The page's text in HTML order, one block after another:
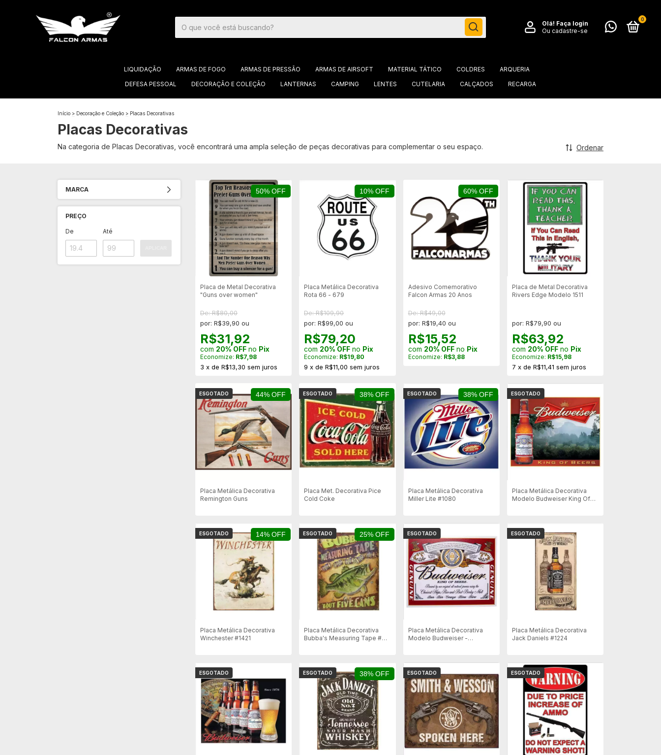
Olá! Faça login
Ou cadastre-se
0
LIQUIDAÇÃO ARMAS DE FOGO ARMAS DE PRESSÃO ARMAS DE AIRSOFT MATERIAL TÁTICO COLDRES
ARQUERIA
DEFESA PESSOAL
DECORAÇÃO E COLEÇÃO LANTERNAS CAMPING LENTES CUTELARIA CALÇADOS RECARGA
Início > Decoração e Coleção > Placas Decorativas
Placas Decorativas
Na categoria de Placas Decorativas, você encontrará uma ampla seleção de peças decorativas para complementar o seu espaço. Ordenar
MARCA
PREÇO
De Até
50% OFF
Placa de Metal Decorativa
"Guns over women"
De: R$80,00
por: R$39,90 ou
R$31,92
com 20% OFF no Pix
Economize: R$7,98
3 x de R$13,30 sem juros
10% OFF
Placa Metálica Decorativa
Rota 66 - 679
De: R$109,90
por: R$99,00 ou
R$79,20
com 20% OFF no Pix
Economize: R$19,80
9 xdeR$11,00 sem juros
60% OFF
Adesivo Comemorativo
Falcon Armas 20 Anos
De: R$49,00
por: R$19,40 ou
R$15,52
com 20% OFFno Pix
Economize: R$3,88
Placa de Metal Decorativa
Rivers Edge Modelo 1511
por: R$79,90 ou
R$63,92
com 20% OFFno Pix
Economize: R$15,98
7 x de R$11,41 sem juros
44% OFF
ESGOTADO
Placa Metálica Decorativa
Remington Guns
38% OFF
ESGOTADO
Placa Met. Decorativa Pice
Cold Coke
38% OFF
ESGOTADO
Placa Metálica Decorativa
Miller Lite #1080
ESGOTADO
Placa Metálica Decorativa
Modelo Budweiser King Of
14% OFF
ESGOTADO
Placa Metálica Decorativa
Winchester #1421
25% OFF
ESGOTADO
Placa Metálica Decorativa
Bubba's Measuring Tape #
ESGOTADO
Placa Metálica Decorativa
Modelo Budweiser -
ESGOTADO
Placa Metálica Decorativa
Jack Daniels #1224
ESGOTADO 38% OFF
ESGOTADO ESGOTADO ESGOTADO